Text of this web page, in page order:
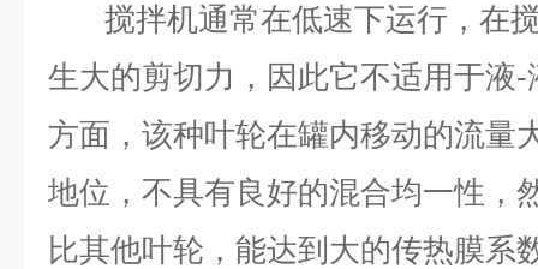
搅拌机通常在低速下运行，在
生大的剪切力，因此它不适用于液
方面，该种叶轮在罐内移动的流量
地位，不具有良好的混合均一性，
比其他叶轮，能达到大的传热膜系